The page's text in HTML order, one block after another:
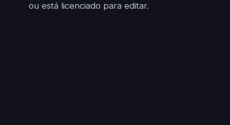
ou está licenciado para editar.